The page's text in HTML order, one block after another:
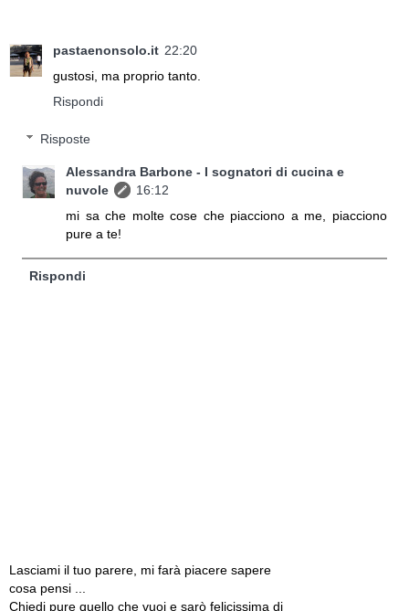
pastaenonsolo.it 22:20
gustosi, ma proprio tanto.
Rispondi
Risposte
Alessandra Barbone - I sognatori di cucina e
nuvole
16:12
mi sa che molte cose che piacciono a me, piacciono
pure a te!
Rispondi
Lasciami il tuo parere, mi farà piacere sapere
cosa pensi ...
Chiedi pure quello che vuoi e sarò felicissima di